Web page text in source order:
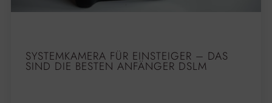
SYSTEMKAMERA FÜR EINSTEIGER – DAS
SIND DIE BESTEN ANFÄNGER DSLM